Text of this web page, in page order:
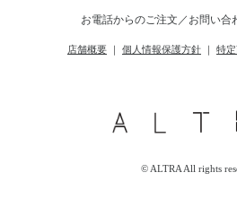
お電話からのご注文／お問い合
店舗概要 ｜ 個人情報保護方針 ｜ 特
© ALTRA All rights